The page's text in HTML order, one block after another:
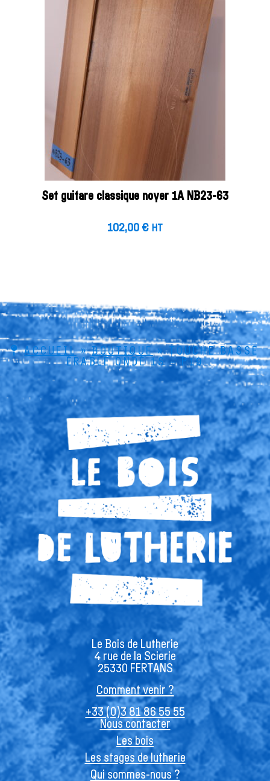
Set guitare classique noyer 1A NB23-63
102,00 € HT
ACCUEIL»BOUTIQUE»TOUCHE BASSE
ÉRABLE ONDÉ 1S – P19
Le Bois de Lutherie
4 rue de la Scierie
25330 FERTANS
Comment venir ?
+33 (0)3 81 86 55 55
Nous contacter
Les bois
Les stages de lutherie
Qui sommes-nous ?